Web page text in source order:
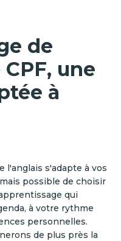
de
une
à
l'anglais s'adapte à vos
possible de choisir
qui
à votre rythme
personnelles.
de plus près la